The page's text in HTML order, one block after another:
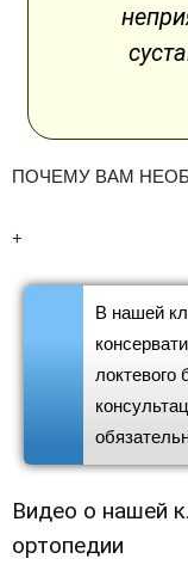
ПОЧЕМУ ВАМ
+
В нашей
локтевого
Видео о нашей
ортопедии